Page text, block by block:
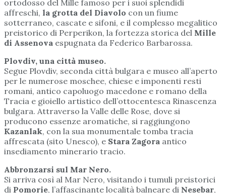
ortodosso del Mille famoso per i suoi splendidi
affreschi, la grotta del Diavolo con un fiume
sotterraneo, cascate e sifoni, e il complesso megalitico
preistorico di Perperikon, la fortezza storica del Mille
di Assenova espugnata da Federico Barbarossa.
Plovdiv, una città museo.
Segue Plovdiv, seconda città bulgara e museo all’aperto
per le numerose moschee, chiese e imponenti resti
romani, antico capoluogo macedone e romano della
Tracia e gioiello artistico dell’ottocentesca Rinascenza
bulgara. Attraverso la Valle delle Rose, dove si
producono essenze aromatiche, si raggiungono
Kazanlak, con la sua monumentale tomba tracia
affrescata (sito Unesco), e Stara Zagora antico
insediamento minerario tracio.
Abbronzarsi sul Mar Nero.
Si arriva così al Mar Nero, visitando i tumuli preistorici
di Pomorie, l’affascinante località balneare di Nesebar,